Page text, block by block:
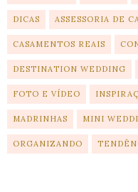
DICAS ASSESSORIA DE
CASAMENTOS REAIS
DESTINATION WEDDING
FOTO E VÍDEO
MADRINHAS MINI
ORGANIZANDO